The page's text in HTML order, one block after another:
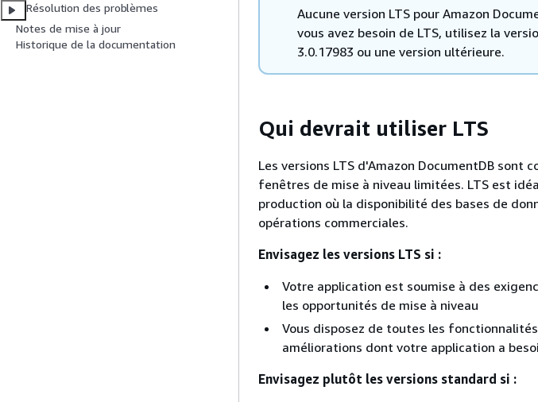
Résolution des problèmes
Notes de mise à jour
Historique de la documentation
Aucune version LTS pour Amazon
vous avez besoin de LTS, utilisez la
3.0.17983 ou une version ultérieure.
Qui devrait utiliser LTS
Les versions LTS d'Amazon DocumentDB sont
fenêtres de mise à niveau limitées. LTS est
production où la disponibilité des bases de
opérations commerciales.
Envisagez les versions LTS si :
Votre application est soumise à des
les opportunités de mise à niveau
Vous disposez de toutes les
améliorations dont votre application a
Envisagez plutôt les versions standard si :